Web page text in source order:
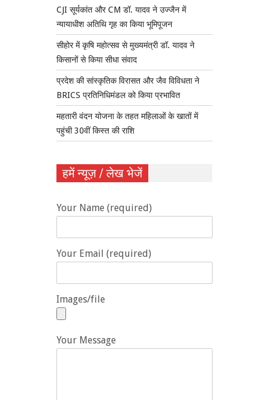
CJI सूर्यकांत और CM डॉ. यादव ने उज्जैन में
न्यायाधीश अतिथि गृह का किया भूमिपूजन
सीहोर में कृषि महोत्सव से मुख्यमंत्री डॉ. यादव ने
किसानों से किया सीधा संवाद
प्रदेश की सांस्कृतिक विरासत और जैव विविधता ने
BRICS प्रतिनिधिमंडल को किया प्रभावित
महतारी वंदन योजना के तहत महिलाओं के खातों में
पहुंची 30वीं किस्त की राशि
हमें न्यूज़ / लेख भेजें
Your Name (required)
Your Email (required)
Images/file
Your Message